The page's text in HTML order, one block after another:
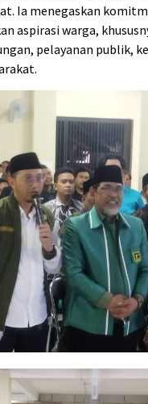
Ia menegaskan
aspirasi warga,
pelayanan publik,